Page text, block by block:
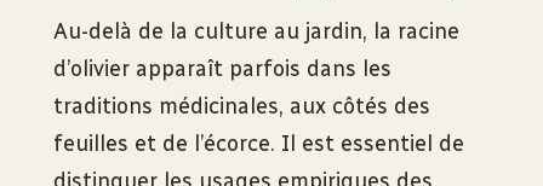
Au-delà de la culture au jardin, la racine
d’olivier apparaît parfois dans les
traditions médicinales, aux côtés des
feuilles et de l’écorce. Il est essentiel de
distinguer les usages empiriques des